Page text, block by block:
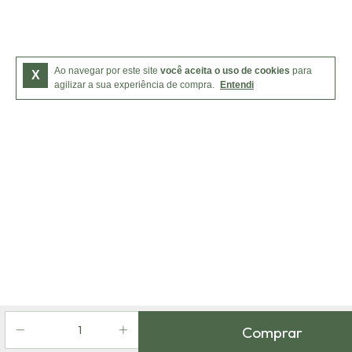
Ao navegar por este site você aceita o uso de cookies para
agilizar a sua experiência de compra.
Entendi
X